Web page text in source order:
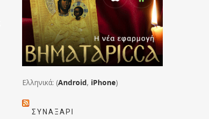
Ελληνικά: (Android, iPhone)
ΣΥΝΑΞΆΡΙ